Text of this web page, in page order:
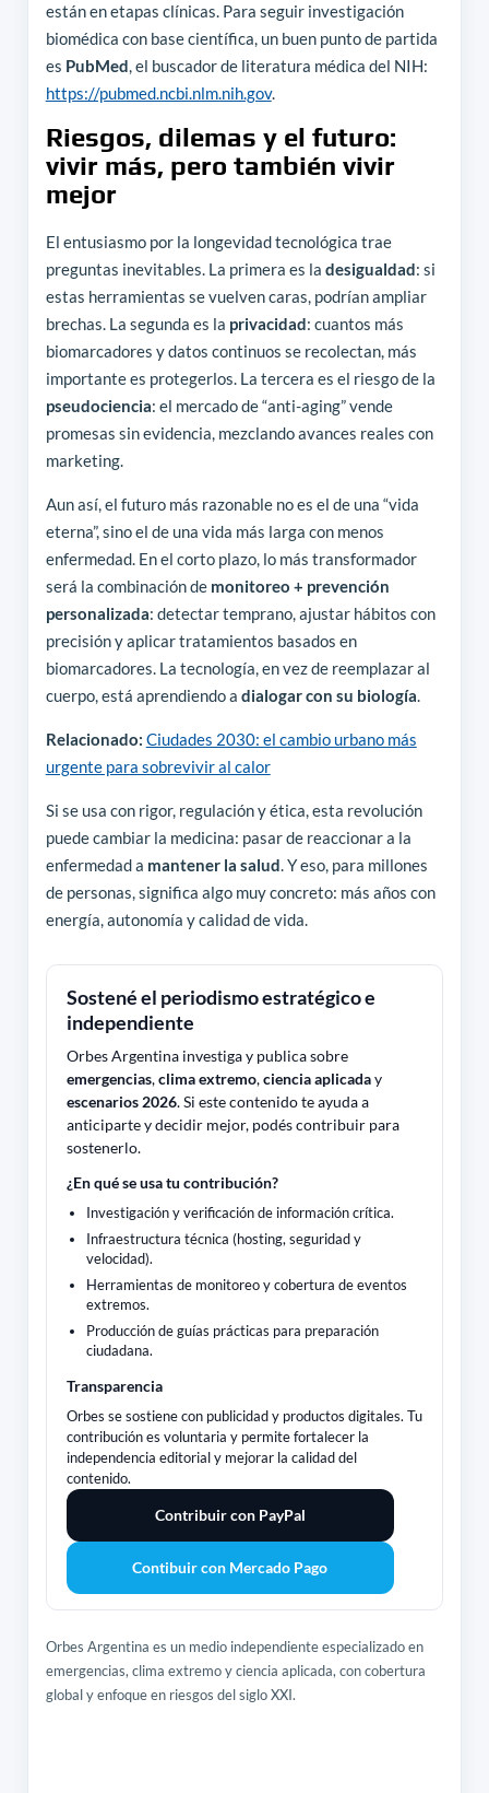
están en etapas clínicas. Para seguir investigación
biomédica con base científica, un buen punto de partida
es PubMed, el buscador de literatura médica del NIH:
https://pubmed.ncbi.nlm.nih.gov.
Riesgos, dilemas y el futuro:
vivir más, pero también vivir
mejor
El entusiasmo por la longevidad tecnológica trae
preguntas inevitables. La primera es la desigualdad: si
estas herramientas se vuelven caras, podrían ampliar
brechas. La segunda es la privacidad: cuantos más
biomarcadores y datos continuos se recolectan, más
importante es protegerlos. La tercera es el riesgo de la
pseudociencia: el mercado de “anti-aging” vende
promesas sin evidencia, mezclando avances reales con
marketing.
Aun así, el futuro más razonable no es el de una “vida
eterna”, sino el de una vida más larga con menos
enfermedad. En el corto plazo, lo más transformador
será la combinación de monitoreo + prevención
personalizada: detectar temprano, ajustar hábitos con
precisión y aplicar tratamientos basados en
biomarcadores. La tecnología, en vez de reemplazar al
cuerpo, está aprendiendo a dialogar con su biología.
Relacionado: Ciudades 2030: el cambio urbano más
urgente para sobrevivir al calor
Si se usa con rigor, regulación y ética, esta revolución
puede cambiar la medicina: pasar de reaccionar a la
enfermedad a mantener la salud. Y eso, para millones
de personas, significa algo muy concreto: más años con
energía, autonomía y calidad de vida.
Sostené el periodismo estratégico e
independiente
Orbes Argentina investiga y publica sobre
emergencias,clima extremo,ciencia aplicaday
escenarios 2026. Si este contenido te ayuda a
anticiparte y decidir mejor, podés contribuir para
sostenerlo.
¿En qué se usa tu contribución?
Investigación y verificación de información crítica.
Infraestructura técnica (hosting, seguridad y
velocidad).
Herramientas de monitoreo y cobertura de eventos
extremos.
Producción de guías prácticas para preparación
ciudadana.
Transparencia
Orbes se sostiene con publicidad y productos digitales. Tu
contribución es voluntaria y permite fortalecer la
independencia editorial y mejorar la calidad del
contenido.
Contribuir con PayPal
Contibuir con Mercado Pago
Orbes Argentina es un medio independiente especializado en
emergencias, clima extremo y ciencia aplicada, con cobertura
global y enfoque en riesgos del siglo XXI.